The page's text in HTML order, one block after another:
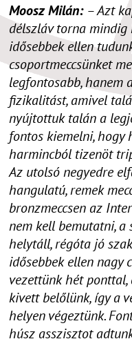
Moosz Milán:– Azt
délszláv torna mindig
idősebbek ellen
csoportmeccsünket
legfontosabb, hanem
fizikalitást, amivel
nyújtottuk talán a
fontos kiemelni, hogy
harmincból tizenöt
Az utolsó negyedre
hangulatú, remek
bronzmeccsen az
nem kell bemutatni,
helytáll, régóta jó
idősebbek ellen nagy
vezettünk hét
kivett belőlünk, így a
helyen végeztünk.
húsz asszisztot